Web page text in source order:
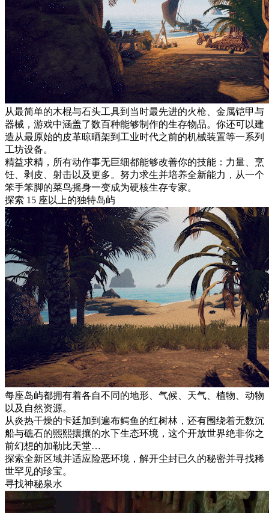
从最简单的木棍与石头工具到当时最先进的火枪、金属铠甲与
器械，游戏中涵盖了数百种能够制作的生存物品。你还可以建
造从最原始的皮革晾晒架到工业时代之前的机械装置等一系列
工坊设备。
精益求精，所有动作事无巨细都能够改善你的技能：力量、烹
饪、剥皮、射击以及更多。努力求生并培养全新能力，从一个
笨手笨脚的菜鸟摇身一变成为硬核生存专家。
探索 15 座以上的独特岛屿
每座岛屿都拥有着各自不同的地形、气候、天气、植物、动物
以及自然资源。
从炎热干燥的卡廷加到遍布鳄鱼的红树林，还有围绕着无数沉
船与礁石的熙熙攘攘的水下生态环境，这个开放世界绝非你之
前幻想的加勒比天堂…
探索全新区域并适应险恶环境，解开尘封已久的秘密并寻找稀
世罕见的珍宝。
寻找神秘泉水